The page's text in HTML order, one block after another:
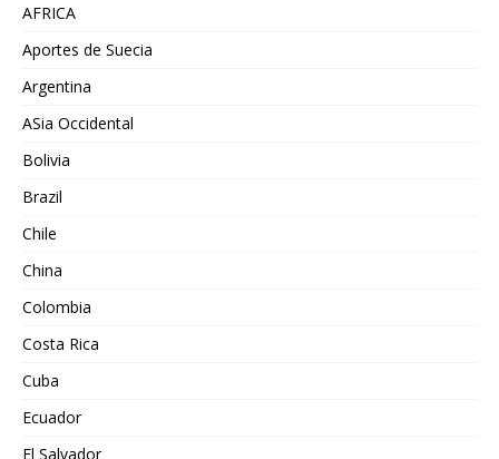
AFRICA
Aportes de Suecia
Argentina
ASia Occidental
Bolivia
Brazil
Chile
China
Colombia
Costa Rica
Cuba
Ecuador
El Salvador